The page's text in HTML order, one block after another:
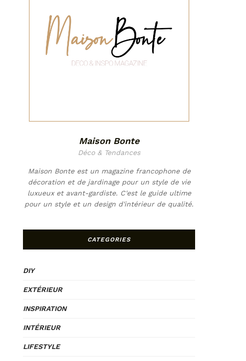
Maison Bonte
Déco & Tendances
Maison Bonte est un magazine francophone de
décoration et de jardinage pour un style de vie
luxueux et avant-gardiste. C'est le guide ultime
pour un style et un design d'intérieur de qualité.
CATEGORIES
DIY
EXTÉRIEUR
INSPIRATION
INTÉRIEUR
LIFESTYLE